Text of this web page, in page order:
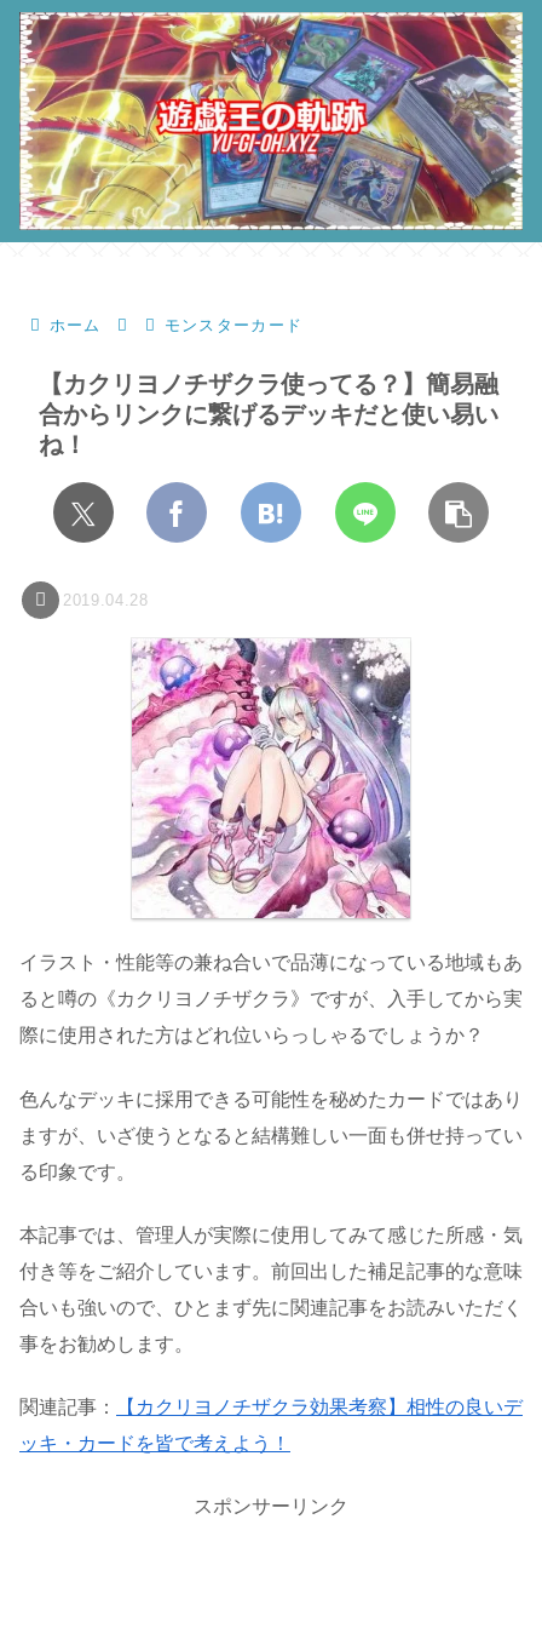
ホーム モンスターカード
【カクリヨノチザクラ使ってる？】簡易融
合からリンクに繋げるデッキだと使い易い
ね！
2019.04.28
イラスト・性能等の兼ね合いで品薄になっている地域もあ
ると噂の《カクリヨノチザクラ》ですが、入手してから実
際に使用された方はどれ位いらっしゃるでしょうか？
色んなデッキに採用できる可能性を秘めたカードではあり
ますが、いざ使うとなると結構難しい一面も併せ持ってい
る印象です。
本記事では、管理人が実際に使用してみて感じた所感・気
付き等をご紹介しています。前回出した補足記事的な意味
合いも強いので、ひとまず先に関連記事をお読みいただく
事をお勧めします。
関連記事：
【カクリヨノチザクラ効果考察】相性の良いデ
ッキ・カードを皆で考えよう！
スポンサーリンク